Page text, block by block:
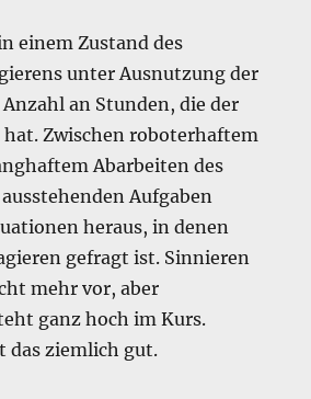
einem Zustand des
unter Ausnutzung der
an Stunden, die der
hat. Zwischen roboterhaftem
Abarbeiten des
Aufgaben
heraus, in denen
gefragt ist. Sinnieren
mehr vor, aber
ganz hoch im Kurs.
das ziemlich gut.